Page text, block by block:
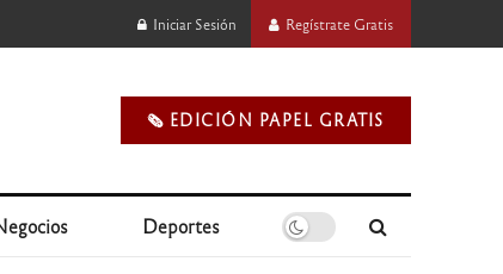
Iniciar Sesión Regístrate Gratis
🗞️ EDICIÓN PAPEL GRATIS
Deportes